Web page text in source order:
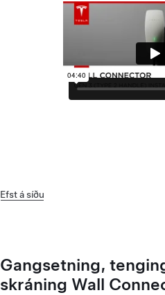
Efst á síðu
Gangsetning,
skráning Wall